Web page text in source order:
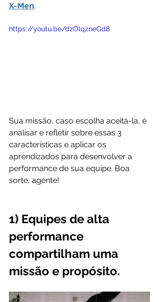
X-Men.
https://youtu.be/dzOlqzneGd8
Sua missão, caso escolha aceitá-la, é
analisar e refletir sobre essas 3
características e aplicar os
aprendizados para desenvolver a
performance de sua equipe. Boa
sorte, agente!
1) Equipes de alta
performance
compartilham uma
missão e propósito.